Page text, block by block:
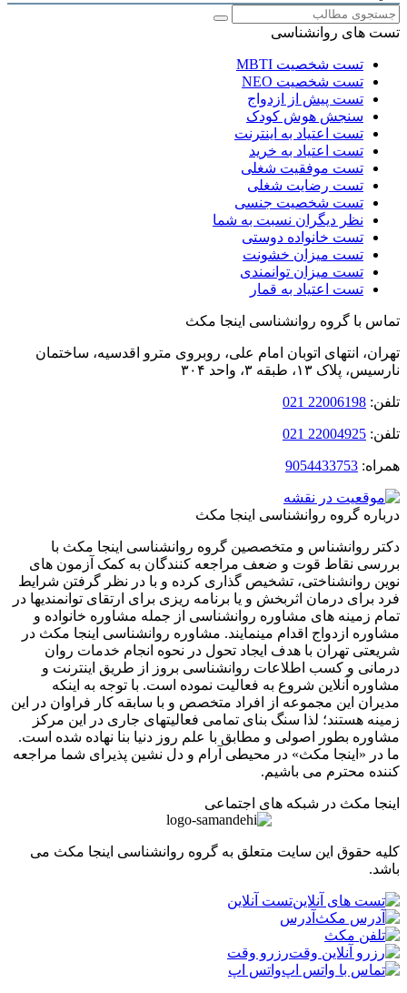
های روانشناسی
تست شخصیت MBTI
تست شخصیت NEO
تست پیش از ازدواج
سنجش هوش کودک
تست اعتیاد به اینترنت
تست اعتیاد به خرید
تست موفقیت شغلی
تست رضایت شغلی
تست شخصیت جنسی
نظر دیگران نسبت به شما
تست خانواده دوستی
تست میزان خشونت
تست میزان توانمندی
تست اعتیاد به قمار
با گروه روانشناسی اینجا مکث
انتهای اتوبان امام‌ علی، روبروی مترو اقدسیه، ساختمان
۱۳، طبقه ۳، واحد ۳۰۴
22006198 021
22004925 021
9054433753
گروه روانشناسی اینجا مکث
روانشناس و متخصصین گروه روانشناسی اینجا مکث با
نقاط قوت و ضعف مراجعه کنندگان به کمک آزمون های
روانشناختی، تشخیص گذاری کرده و با در نظر گرفتن شرایط
درمان اثربخش و یا برنامه ریزی برای ارتقای توانمندیها در
زمینه های مشاوره روانشناسی از جمله مشاوره خانواده و
ازدواج اقدام مینمایند. مشاوره روانشناسی اینجا مکث در
تهران با هدف ایجاد تحول در نحوه انجام خدمات روان
و کسب اطلاعات روانشناسی بروز از طریق اینترنت و
آنلاین شروع به فعالیت نموده است. با توجه به اینکه
این مجموعه از افراد متخصص و با سابقه کار فراوان در این
هستند؛ لذا سنگ بنای تمامی فعالیتهای جاری در این مرکز
بطور اصولی و مطابق با علم روز دنیا بنا نهاده شده است.
«اینجا مکث» در محیطی آرام و دل نشین پذیرای شما مراجعه
محترم می باشیم.
مکث در شبکه های اجتماعی
حقوق این سایت متعلق به گروه روانشناسی اینجا مکث می
تست آنلاین
آدرس
رزرو وقت
واتس اپ